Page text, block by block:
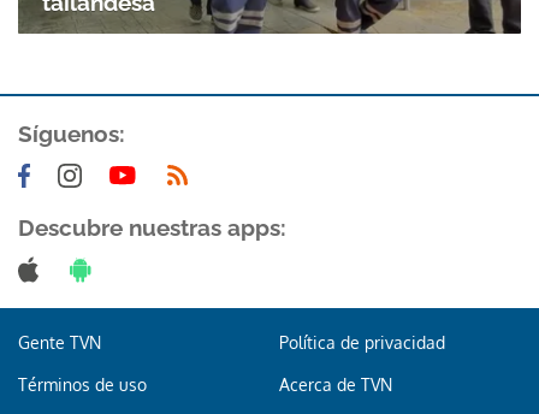
Síguenos:
Descubre nuestras apps:
Gente TVN Política de privacidad
Términos de uso Acerca de TVN